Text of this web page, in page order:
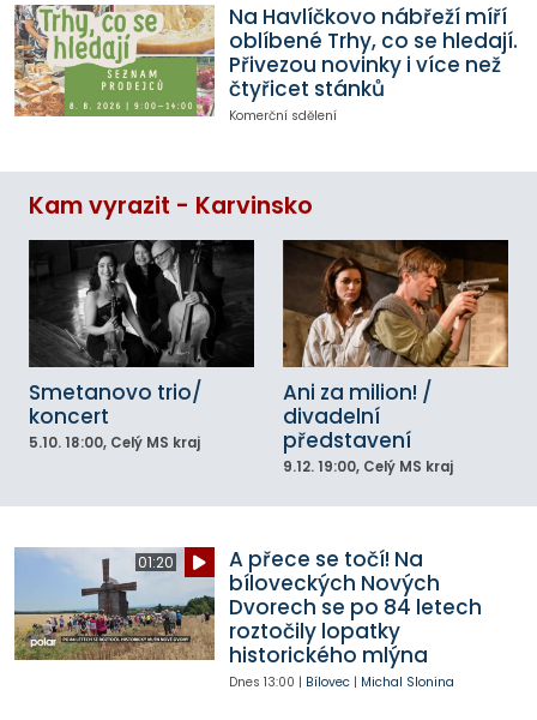
Na Havlíčkovo nábřeží míří
oblíbené Trhy, co se hledají.
Přivezou novinky i více než
čtyřicet stánků
Komerční sdělení
Kam vyrazit - Karvinsko
Smetanovo trio/
koncert
5.10. 18:00, Celý MS kraj
Ani za milion! /
divadelní
představení
9.12. 19:00, Celý MS kraj
01:20
A přece se točí! Na
bíloveckých Nových
Dvorech se po 84 letech
roztočily lopatky
historického mlýna
Dnes 13:00 | Bílovec| Michal Slonina